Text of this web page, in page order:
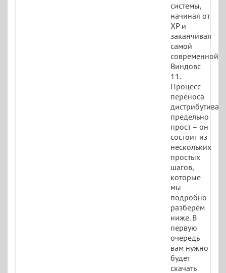
системы,
начиная от
XP и
заканчивая
самой
современной
Виндовс
11.
Процесс
переноса
дистрибутива
предельно
прост – он
состоит из
нескольких
простых
шагов,
которые
мы
подробно
разберём
ниже. В
первую
очередь
вам нужно
будет
скачать